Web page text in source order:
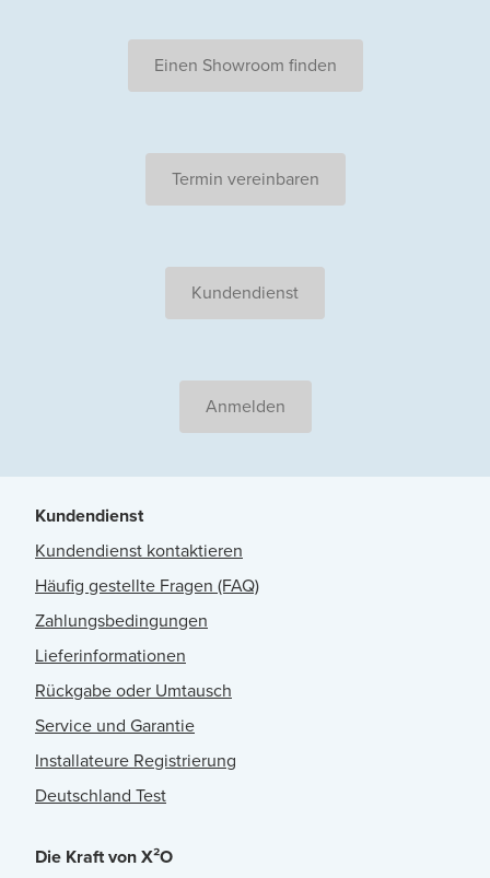
Einen Showroom finden
Termin vereinbaren
Kundendienst
Anmelden
Kundendienst
Kundendienst kontaktieren
Häufig gestellte Fragen (FAQ)
Zahlungsbedingungen
Lieferinformationen
Rückgabe oder Umtausch
Service und Garantie
Installateure Registrierung
Deutschland Test
Die Kraft von X²O